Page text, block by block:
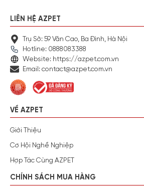
LIÊN HỆ AZPET
Trụ Sở: 59 Văn Cao, Ba Đình, Hà Nội
Hotline: 0888083388
Website: https://azpet.com.vn
Email: contact@azpet.com.vn
VỀ AZPET
Giới Thiệu
Cơ Hội Nghề Nghiệp
Hợp Tác Cùng AZPET
CHÍNH SÁCH MUA HÀNG